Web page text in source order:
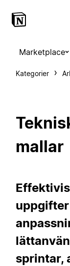
Marketplace
Kategorier
mallar
sprintar,